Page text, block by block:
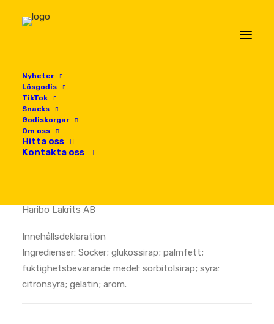
Nyheter
Lösgodis
TikTok
Snacks
Godiskorgar
Om oss
Hitta oss
Kontakta oss
Hem Lösgodis
HAPPY FRUTTIES
Haribo Lakrits AB
Innehållsdeklaration
Ingredienser: Socker; glukossirap; palmfett;
fuktighetsbevarande medel: sorbitolsirap; syra:
citronsyra; gelatin; arom.